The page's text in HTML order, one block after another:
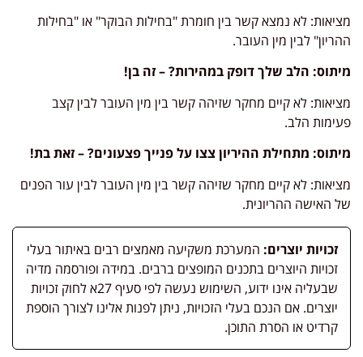
מציאות: לא נמצא קשר בין חומרת "בחילות הבוקר" או "בחילות
ההריון" לבין מין העובר.
מיתוס: הלב שלך דופק במהירות? – זה בן!
מציאות: לא קיים מחקר שזיהה קשר בין מין העובר לבין קצב
פעימות הלב.
מיתוס: מתחילת ההיריון צצו על פנייך פצעונים? – זאת בת!
מציאות: לא קיים מחקר שזיהה קשר בין מין העובר לבין עור הפנים
של האישה ההריונית.
זכויות יוצרים: המערכת משקיעה מאמצים רבים באיתור בעלי
זכויות היוצרים בתכנים המופצים ברבים. במידה ופורסמה מדיה
שבעליה אינו ידוע, השימוש נעשה לפי סעיף 27א לחוק זכויות
יוצרים. אם הנכם בעלי הזכויות, ניתן לפנות אלינו לצורך הוספת
קרדיט או הסרת התוכן.